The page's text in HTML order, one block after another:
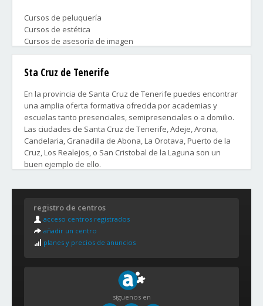
Cursos de peluquería
Cursos de estética
Cursos de asesoría de imagen
Cursos de micropigmentación
Cursos de ayudante de peluquería
Cursos de maquillaje profesional
Cursos de caracterización y efectos especiales
Contacta ahora con las academias que más te convengan y
disfruta lo antes posible con el curso que te preparará
profesionalmente para poder ocupar un puesto de trabajo
en el mundo de la Peluquería y de la Estética.
Sta Cruz de Tenerife
En la provincia de Santa Cruz de Tenerife puedes encontrar
una amplia oferta formativa ofrecida por academias y
escuelas tanto presenciales, semipresenciales o a domilio.
Las ciudades de Santa Cruz de Tenerife, Adeje, Arona,
Candelaria, Granadilla de Abona, La Orotava, Puerto de la
Cruz, Los Realejos, o San Cristobal de la Laguna son un
buen ejemplo de ello.
Distritos y Barrios de la ciudad de Santa Cruz de Tenerife:
1. ANAGA:
Afur, Almáciga, Benijo, Casas de La Cumbre, Catalanes,
Chamorga, Cueva Bermeja, El Bailadero, El Draguillo, El
Suculum, Igueste de San Andrés, La Alegría, La Cumbrilla,
Negro, San Andrés, Taborno, Taganana, Valle Tahodio y
registro de centros
acceso centros registrados
añadir un centro
planes y precios de anuncios
síguenos en